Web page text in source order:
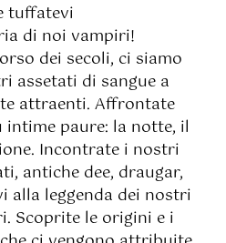
tuffatevi
di noi vampiri!
dei secoli, ci siamo
assetati di sangue a
attraenti. Affrontate
paure: la notte, il
Incontrate i nostri
antiche dee, draugar,
alla leggenda dei nostri
Scoprite le origini e i